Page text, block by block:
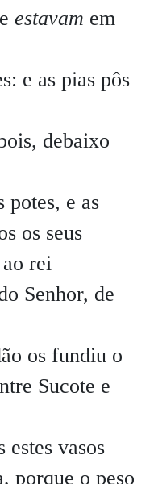
estavam em
e as pias pôs
debaixo
potes, e as
os seus
rei
Senhor, de
os fundiu o
Sucote e
estes vasos
porque o peso